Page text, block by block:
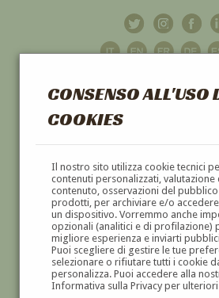
CONSENSO ALL'USO
COOKIES
Il nostro sito utilizza cookie tecnici
contenuti personalizzati, valutazione
contenuto, osservazioni del
prodotti, per archiviare e/o
un dispositivo. Vorremmo anche
opzionali (analitici e di profilazione)
migliore esperienza e inviarti
Puoi scegliere di gestire le tue
selezionare o rifiutare tutti i cookie
personalizza. Puoi accedere alla
Informativa sulla Privacy per
GALLERIAD'ARTE
DIPINTI E SCULTURE